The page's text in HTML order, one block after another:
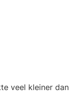
veel kleiner dan